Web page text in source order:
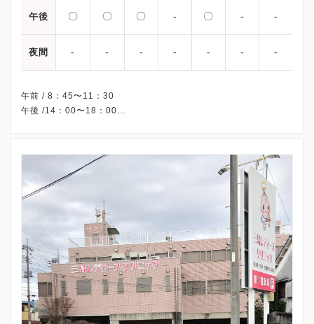
午後 〇 〇 〇 - 〇 - -
夜間 - - - - - - -
午前 / 8：45〜11：30
午後 /14：00〜18：00